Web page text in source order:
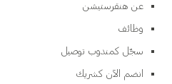
عن هنقرستيشن
وظائف
سجّل كمندوب توصيل
انضم الآن كشريك